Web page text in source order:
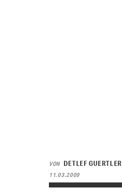
VON DETLEF GUERTLER
11.03.2009